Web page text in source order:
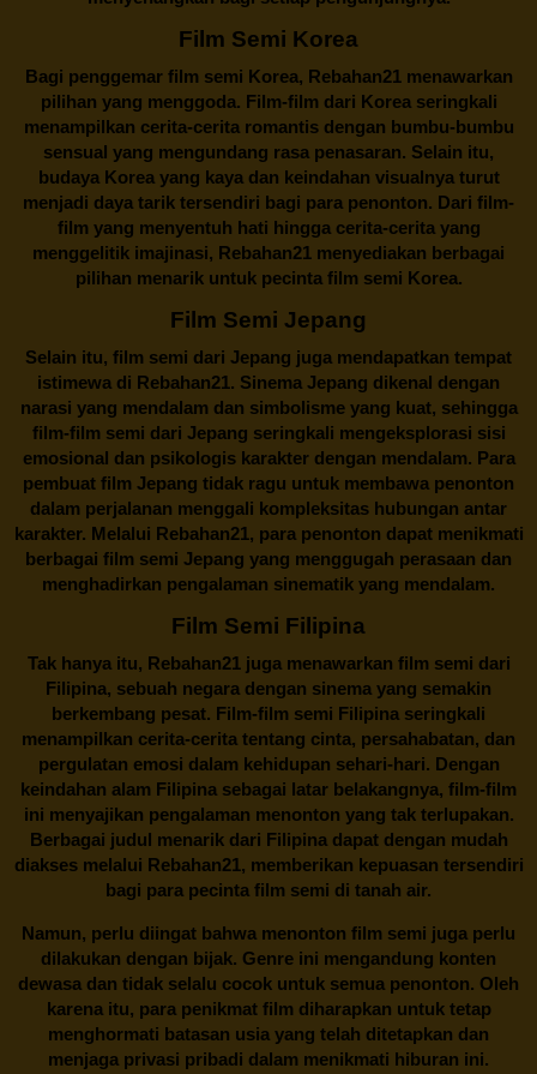
Film Semi Korea
Bagi penggemar film semi Korea, Rebahan21menawarkan
pilihan yang menggoda. Film-film dari Korea seringkali
menampilkan cerita-cerita romantis dengan bumbu-bumbu
sensual yang mengundang rasa penasaran. Selain itu,
budaya Korea yang kaya dan keindahan visualnya turut
menjadi daya tarik tersendiri bagi para penonton. Dari film-
film yang menyentuh hati hingga cerita-cerita yang
menggelitik imajinasi, Rebahan21 menyediakan berbagai
pilihan menarik untuk pecinta film semi Korea.
Film Semi Jepang
Selain itu, film semi dari Jepang juga mendapatkan tempat
istimewa di Rebahan21. Sinema Jepang dikenal dengan
narasi yang mendalam dan simbolisme yang kuat, sehingga
film-film semi dari Jepang seringkali mengeksplorasi sisi
emosional dan psikologis karakter dengan mendalam. Para
pembuat film Jepang tidak ragu untuk membawa penonton
dalam perjalanan menggali kompleksitas hubungan antar
karakter. Melalui Rebahan21, para penonton dapat menikmati
berbagai film semi Jepang yang menggugah perasaan dan
menghadirkan pengalaman sinematik yang mendalam.
Film Semi Filipina
Tak hanya itu, Rebahan21juga menawarkan film semi dari
Filipina, sebuah negara dengan sinema yang semakin
berkembang pesat. Film-film semi Filipina seringkali
menampilkan cerita-cerita tentang cinta, persahabatan, dan
pergulatan emosi dalam kehidupan sehari-hari. Dengan
keindahan alam Filipina sebagai latar belakangnya, film-film
ini menyajikan pengalaman menonton yang tak terlupakan.
Berbagai judul menarik dari Filipina dapat dengan mudah
diakses melalui Rebahan21, memberikan kepuasan tersendiri
bagi para pecinta film semi di tanah air.
Namun, perlu diingat bahwa menonton film semi juga perlu
dilakukan dengan bijak. Genre ini mengandung konten
dewasa dan tidak selalu cocok untuk semua penonton. Oleh
karena itu, para penikmat film diharapkan untuk tetap
menghormati batasan usia yang telah ditetapkan dan
menjaga privasi pribadi dalam menikmati hiburan ini.